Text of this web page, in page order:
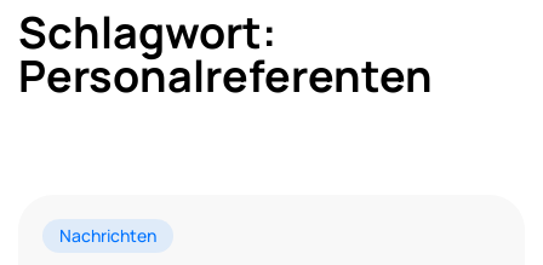
Schlagwort:
Personalreferenten
Nachrichten